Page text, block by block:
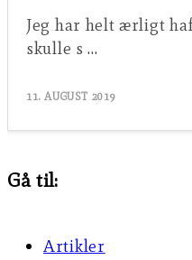
Jeg har helt ærligt
skulle s …
11. AUGUST 2019
Gå til:
Artikler